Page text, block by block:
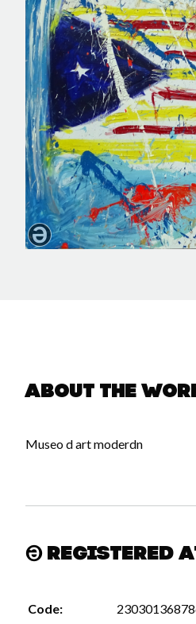
About the
Museo d art moderdn
Registered
Code: